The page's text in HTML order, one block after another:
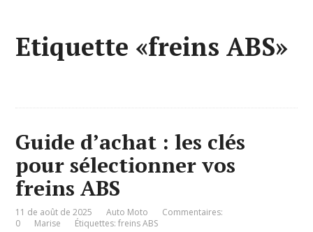
Etiquette «freins ABS»
Guide d’achat : les clés
pour sélectionner vos
freins ABS
11 de août de 2025 Auto Moto
Commentaires:
0
Marise Étiquettes:freins ABS